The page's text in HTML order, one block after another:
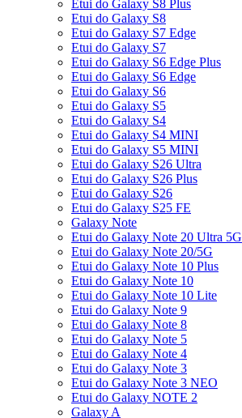
Etui do Galaxy S8 Plus
Etui do Galaxy S8
Etui do Galaxy S7 Edge
Etui do Galaxy S7
Etui do Galaxy S6 Edge Plus
Etui do Galaxy S6 Edge
Etui do Galaxy S6
Etui do Galaxy S5
Etui do Galaxy S4
Etui do Galaxy S4 MINI
Etui do Galaxy S5 MINI
Etui do Galaxy S26 Ultra
Etui do Galaxy S26 Plus
Etui do Galaxy S26
Etui do Galaxy S25 FE
Galaxy Note
Etui do Galaxy Note 20 Ultra 5G
Etui do Galaxy Note 20/5G
Etui do Galaxy Note 10 Plus
Etui do Galaxy Note 10
Etui do Galaxy Note 10 Lite
Etui do Galaxy Note 9
Etui do Galaxy Note 8
Etui do Galaxy Note 5
Etui do Galaxy Note 4
Etui do Galaxy Note 3
Etui do Galaxy Note 3 NEO
Etui do Galaxy NOTE 2
Galaxy A